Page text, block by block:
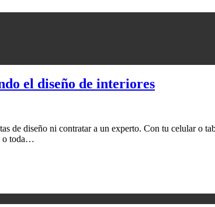
el diseño de interiores
de diseño ni contratar a un experto. Con tu celular o
o toda…